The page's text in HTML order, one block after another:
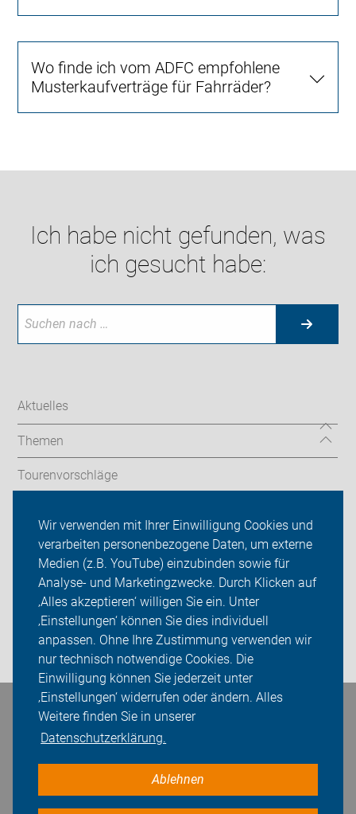
Wir verwenden mit Ihrer Einwilligung Cookies und
verarbeiten personenbezogene Daten, um externe
Medien (z.B. YouTube) einzubinden sowie für
Analyse- und Marketingzwecke. Durch Klicken auf
‚Alles akzeptieren‘ willigen Sie ein. Unter
‚Einstellungen‘ können Sie dies individuell
anpassen. Ohne Ihre Zustimmung verwenden wir
nur technisch notwendige Cookies. Die
Einwilligung können Sie jederzeit unter
‚Einstellungen‘ widerrufen oder ändern. Alles
Weitere finden Sie in unserer
Datenschutzerklärung.
Ablehnen
Wo finde ich vom ADFC empfohlene
Musterkaufverträge für Fahrräder?
Ich habe nicht gefunden, was
ich gesucht habe:
Aktuelles
Themen
Tourenvorschläge
ADFC Donau-Ries
Sei dabei
Presse
Login
Bleiben Sie in Kontakt